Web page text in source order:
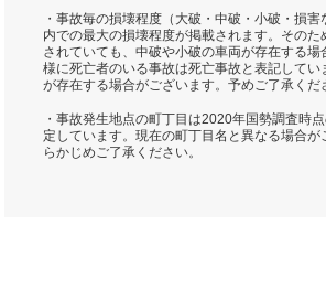
・事故毎の損壊程度（大破・中破・小破・損
内での最大の損壊程度が掲載されます。そのた
されていても、中破や小破の車両が存在する場
様に死亡者のいる事故は死亡事故と表記してい
が存在する場合がございます。予めご了承くだ
・事故発生地点の町丁目は2020年国勢調査時
定しています。現在の町丁目名と異なる場合が
らかじめご了承ください。